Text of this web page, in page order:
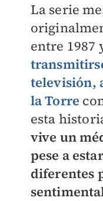
La serie
entre 1987
televisión,
la Torre
esta
vive un
pese a
diferentes